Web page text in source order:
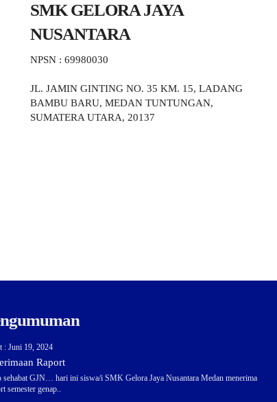
SMK GELORA JAYA
NUSANTARA
NPSN : 69980030
JL. JAMIN GINTING NO. 35 KM. 15, LADANG
BAMBU BARU, MEDAN TUNTUNGAN,
SUMATERA UTARA, 20137
: Juni 19, 2024
Raport
sehabat GJN… hari ini siswa/i SMK Gelora Jaya Nusantara Medan menerima
semester genap..